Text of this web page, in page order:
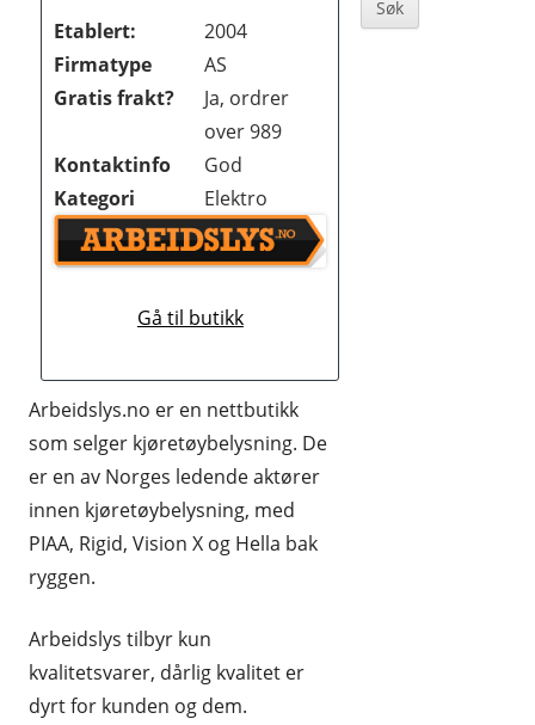
BØKER OG MAGASINER
DYREBUTIKKER
ELEKTRONIKK
GULL, JUVELER OG KLOKKER
Etablert:
2004
Firmatype
AS
Gratis frakt?
Ja, ordrer
over 989
Kontaktinfo
God
Kategori
Elektro
Gå til butikk
Arbeidslys.no er en nettbutikk
som selger kjøretøybelysning. De
er en av Norges ledende aktører
innen kjøretøybelysning, med
PIAA, Rigid, Vision X og Hella bak
ryggen.
Arbeidslys tilbyr kun
kvalitetsvarer, dårlig kvalitet er
dyrt for kunden og dem.
Sidebar